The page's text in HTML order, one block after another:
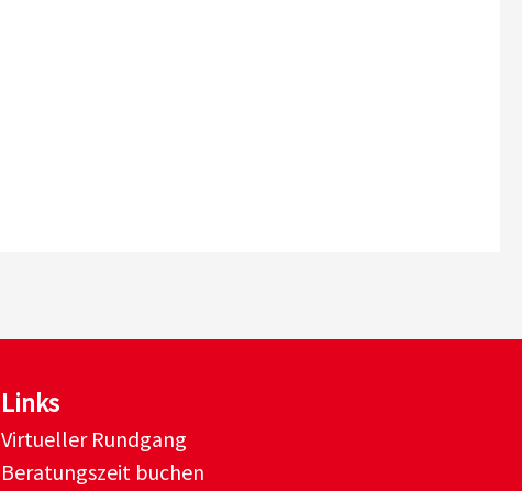
Links
Virtueller Rundgang
Beratungszeit buchen